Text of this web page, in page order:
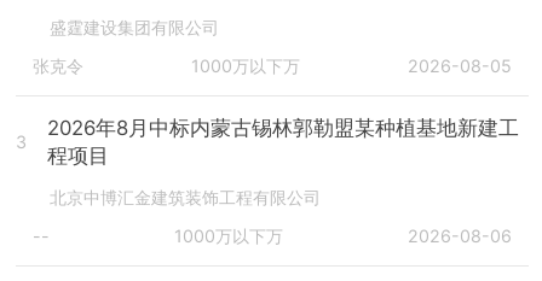
盛霆建设集团有限公司
张克令
1000万以下万 2026-08-05
3
2026年8月中标内蒙古锡林郭勒盟某种植基地新建工
程项目
北京中博汇金建筑装饰工程有限公司
--
1000万以下万 2026-08-06